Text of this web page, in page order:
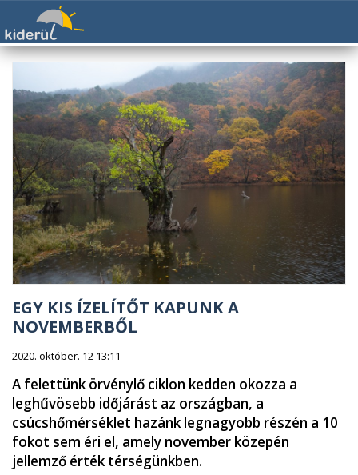
EGY KIS ÍZELÍTŐT KAPUNK A
NOVEMBERBŐL
2020. október. 12 13:11
A felettünk örvénylő ciklon kedden okozza a
leghűvösebb időjárást az országban, a
csúcshőmérséklet hazánk legnagyobb részén a 10
fokot sem éri el, amely november közepén
jellemző érték térségünkben.